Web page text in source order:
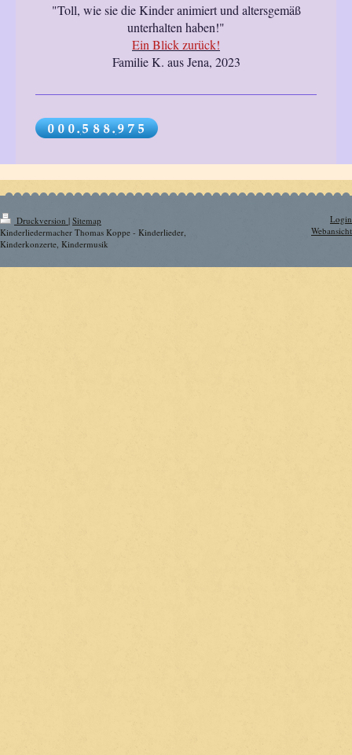
"Toll, wie sie die Kinder animiert und altersgemäß
unterhalten haben!"
Ein Blick zurück!
Familie K. aus Jena, 2023
Druckversion | Sitemap
Kinderliedermacher Thomas Koppe - Kinderlieder,
Kinderkonzerte, Kindermusik
Login
Webansicht